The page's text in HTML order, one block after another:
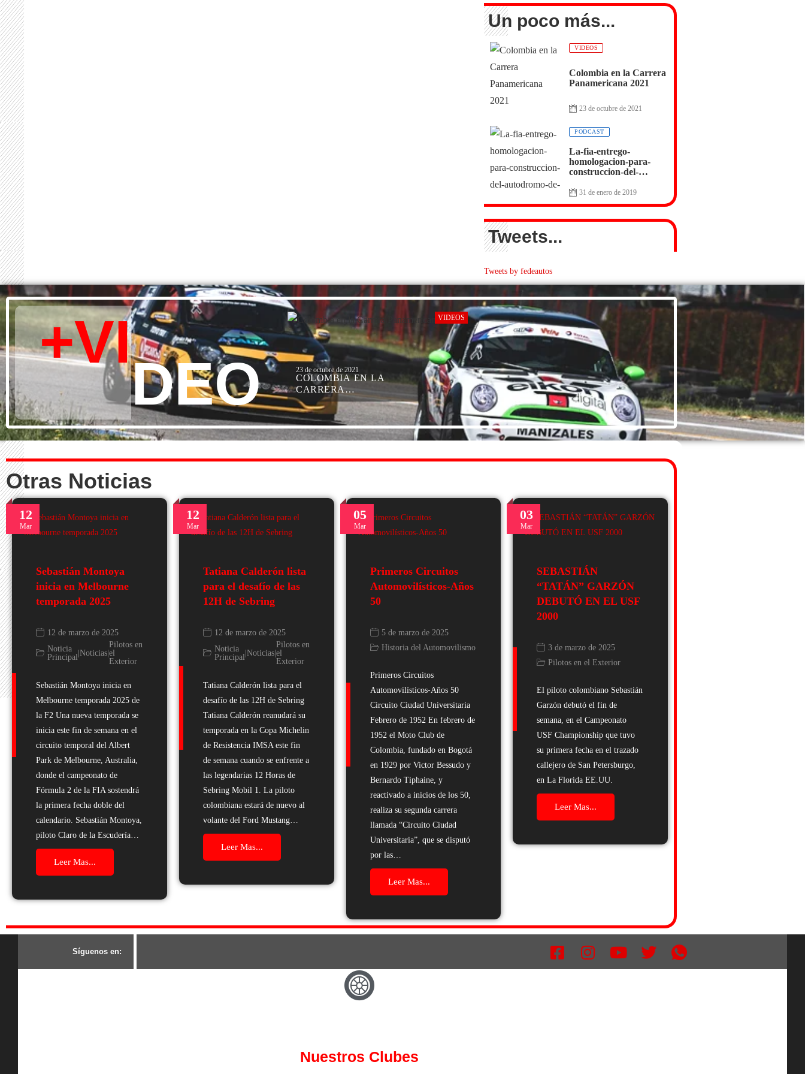
Un poco más...
VIDEOS
Colombia en la Carrera
Panamericana 2021
23 de octubre de 2021
PODCAST
La-fia-entrego-
homologacion-para-
construccion-del-
31 de enero de 2019
Tweets...
Tweets by fedeautos
+VI
DEO
VIDEOS
23 de octubre de 2021
COLOMBIA EN LA
CARRERA
PANAMERICANA 2021
Otras Noticias
12
Mar
Sebastián Montoya
inicia en Melbourne
temporada 2025
12 de marzo de 2025
Noticia
Principal|Noticias|
Pilotos en
el
Exterior
Sebastián Montoya inicia en
Melbourne temporada 2025 de
la F2 Una nueva temporada se
inicia este fin de semana en el
circuito temporal del Albert
Park de Melbourne, Australia,
donde el campeonato de
Fórmula 2 de la FIA sostendrá
la primera fecha doble del
calendario. Sebastián Montoya,
piloto Claro de la Escudería…
Leer Mas...
12
Mar
Tatiana Calderón lista
para el desafío de las
12H de Sebring
12 de marzo de 2025
Noticia
Principal|Noticias|
Pilotos en
el
Exterior
Tatiana Calderón lista para el
desafío de las 12H de Sebring
Tatiana Calderón reanudará su
temporada en la Copa Michelin
de Resistencia IMSA este fin
de semana cuando se enfrente a
las legendarias 12 Horas de
Sebring Mobil 1. La piloto
colombiana estará de nuevo al
volante del Ford Mustang…
Leer Mas...
05
Mar
Primeros Circuitos
Automovilísticos-Años
50
5 de marzo de 2025
Historia del Automovilismo
Primeros Circuitos
Automovilísticos-Años 50
Circuito Ciudad Universitaria
Febrero de 1952 En febrero de
1952 el Moto Club de
Colombia, fundado en Bogotá
en 1929 por Victor Bessudo y
Bernardo Tiphaine, y
reactivado a inicios de los 50,
realiza su segunda carrera
llamada “Circuito Ciudad
Universitaria”, que se disputó
por las…
Leer Mas...
03
Mar
SEBASTIÁN
“TATÁN” GARZÓN
DEBUTÓ EN EL USF
2000
3 de marzo de 2025
Pilotos en el Exterior
El piloto colombiano Sebastián
Garzón debutó el fin de
semana, en el Campeonato
USF Championship que tuvo
su primera fecha en el trazado
callejero de San Petersburgo,
en La Florida EE.UU.
Leer Mas...
Síguenos en:
Nuestros Clubes